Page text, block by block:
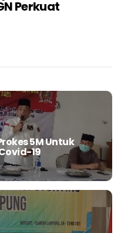
Perkuat
5M Untuk
19